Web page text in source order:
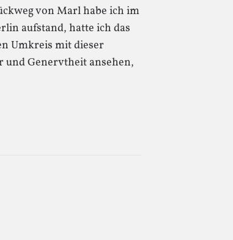
von Marl habe ich im
aufstand, hatte ich das
Umkreis mit dieser
und Genervtheit ansehen,